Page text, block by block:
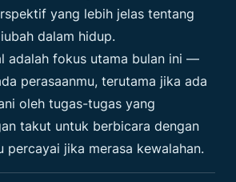
yang lebih jelas tentang
dalam hidup.
adalah fokus utama bulan ini —
perasaanmu, terutama jika ada
oleh tugas-tugas yang
takut untuk berbicara dengan
percayai jika merasa kewalahan.